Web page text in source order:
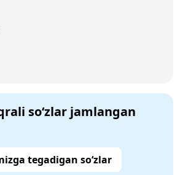
so‘zlar jamlangan
tegadigan so‘zlar